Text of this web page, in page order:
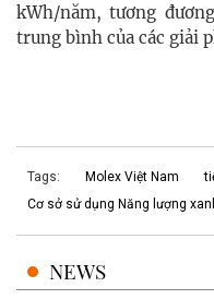
kWh/năm, tương
trung bình của các giải
Tags: Molex Việt Nam
Cơ sở sử dụng Năng lượng
NEWS